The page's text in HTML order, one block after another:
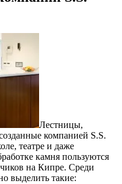
Лестницы,
компанией S.S.
театре и даже
камня пользуются
на Кипре. Среди
выделить такие: